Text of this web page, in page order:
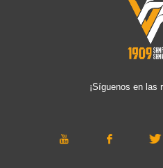
¡Síguenos en las